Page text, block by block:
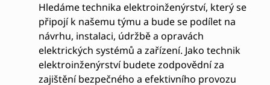
Hledáme technika elektroinženýrství, který se
připojí k našemu týmu a bude se podílet na
návrhu, instalaci, údržbě a opravách
elektrických systémů a zařízení. Jako technik
elektroinženýrství budete zodpovědní za
zajištění bezpečného a efektivního provozu